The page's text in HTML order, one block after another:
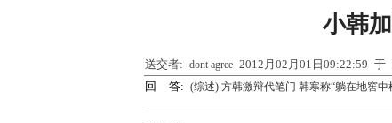
小韩
送交者: dont agree 2012月02月01日09:22:59 于
回 答: (综述) 方韩激辩代笔门 韩寒称“躺在地窖中